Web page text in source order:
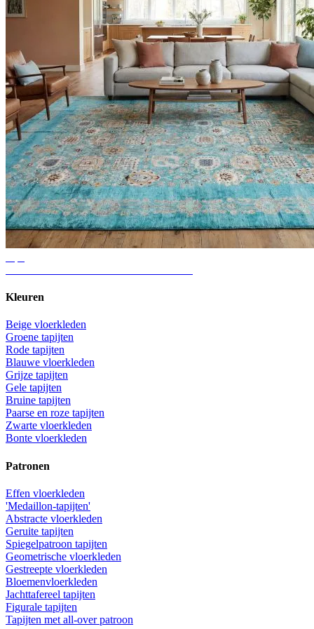
Kleuren
Beige vloerkleden
Groene tapijten
Rode tapijten
Blauwe vloerkleden
Grijze tapijten
Gele tapijten
Bruine tapijten
Paarse en roze tapijten
Zwarte vloerkleden
Bonte vloerkleden
Patronen
Effen vloerkleden
'Medaillon-tapijten'
Abstracte vloerkleden
Geruite tapijten
Spiegelpatroon tapijten
Geometrische vloerkleden
Gestreepte vloerkleden
Bloemenvloerkleden
Jachttafereel tapijten
Figurale tapijten
Tapijten met all-over patroon